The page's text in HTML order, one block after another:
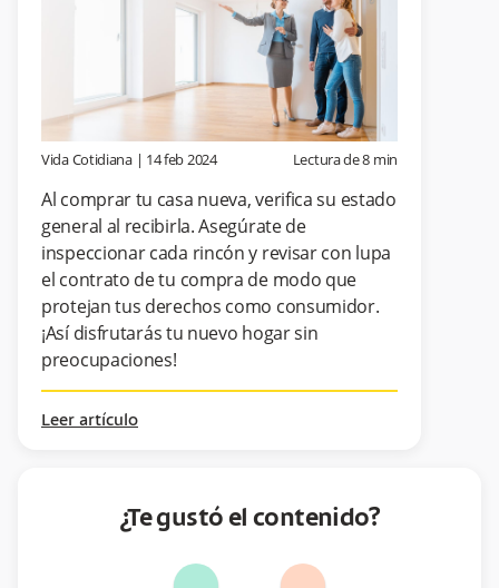
Vida Cotidiana| 14 feb 2024 Lectura de8 min
Al comprar tu casa nueva, verifica su estado
general al recibirla. Asegúrate de
inspeccionar cada rincón y revisar con lupa
el contrato de tu compra de modo que
protejan tus derechos como consumidor.
¡Así disfrutarás tu nuevo hogar sin
preocupaciones!
Leer artículo
¿Te gustó el contenido?